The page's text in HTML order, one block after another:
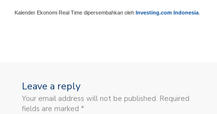
Kalender Ekonomi Real Time dipersembahkan oleh Investing.com Indonesia
Leave a reply
Your email address will not be published. Required
fields are marked *